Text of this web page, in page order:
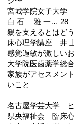
宮城学院女子大学
白 石 雅 一… 28
親を支えるとはど
床心理学講座 井
感覚過敏が激しい
大学院医歯薬学総
家族がアセスメン
いこと
名古屋学芸大
県央福祉会 臨